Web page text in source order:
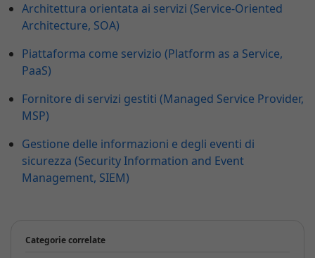
Architettura orientata ai servizi (Service-Oriented
Architecture, SOA)
Piattaforma come servizio (Platform as a Service,
PaaS)
Fornitore di servizi gestiti (Managed Service Provider,
MSP)
Gestione delle informazioni e degli eventi di
sicurezza (Security Information and Event
Management, SIEM)
Categorie correlate